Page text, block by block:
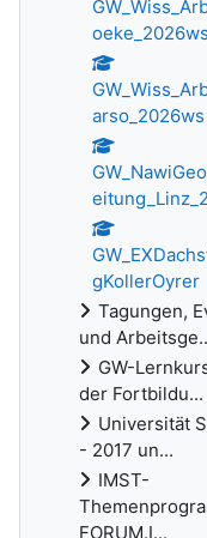
oeke_2026ws
arso_2026ws
gKollerOyrer
Tagungen,
und
GW-
der Fortbildu...
Universität
- 2017 un...
IMST-
FORUM.I...